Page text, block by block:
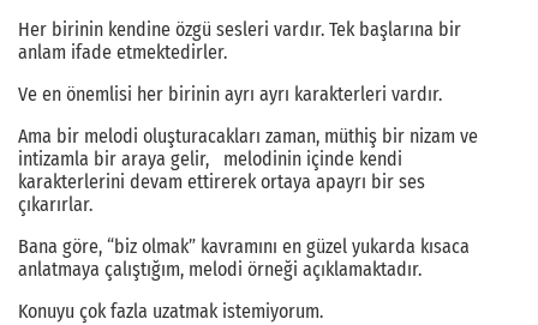
Her birinin kendine özgü sesleri vardır. Tek başlarına bir
anlam ifade etmektedirler.
Ve en önemlisi her birinin ayrı ayrı karakterleri vardır.
Ama bir melodi oluşturacakları zaman, müthiş bir nizam ve
intizamla bir araya gelir, melodinin içinde kendi
karakterlerini devam ettirerek ortaya apayrı bir ses
çıkarırlar.
Bana göre, “biz olmak” kavramını en güzel yukarda kısaca
anlatmaya çalıştığım, melodi örneği açıklamaktadır.
Konuyu çok fazla uzatmak istemiyorum.